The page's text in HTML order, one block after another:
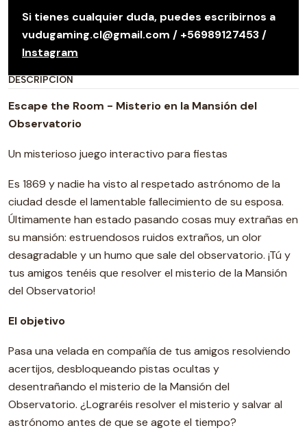
Si tienes cualquier duda, puedes escribirnos a
vudugaming.cl@gmail.com / +56989127453 /
Instagram
DESCRIPCIÓN
Escape the Room - Misterio en la Mansión del
Observatorio
Un misterioso juego interactivo para fiestas
Es 1869 y nadie ha visto al respetado astrónomo de la
ciudad desde el lamentable fallecimiento de su esposa.
Últimamente han estado pasando cosas muy extrañas en
su mansión: estruendosos ruidos extraños, un olor
desagradable y un humo que sale del observatorio. ¡Tú y
tus amigos tenéis que resolver el misterio de la Mansión
del Observatorio!
El objetivo
Pasa una velada en compañía de tus amigos resolviendo
acertijos, desbloqueando pistas ocultas y
desentrañando el misterio de la Mansión del
Observatorio. ¿Lograréis resolver el misterio y salvar al
astrónomo antes de que se agote el tiempo?